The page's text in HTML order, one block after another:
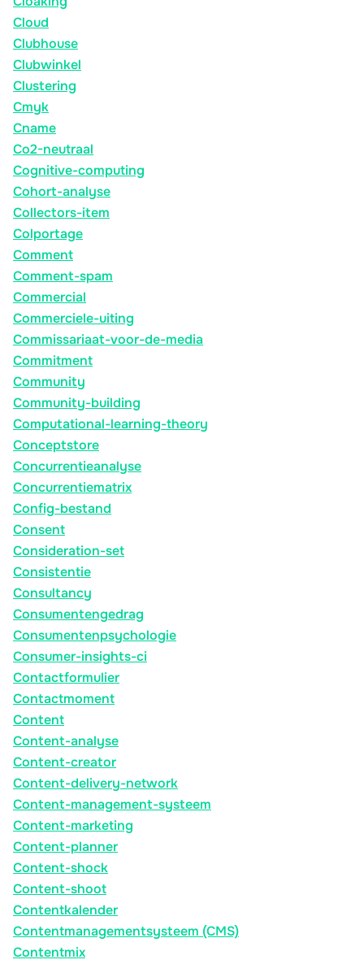
Cloud
Clubhouse
Clubwinkel
Clustering
Cmyk
Cname
Co2-neutraal
Cognitive-computing
Cohort-analyse
Collectors-item
Colportage
Comment
Comment-spam
Commercial
Commerciele-uiting
Commissariaat-voor-de-media
Commitment
Community
Community-building
Computational-learning-theory
Conceptstore
Concurrentieanalyse
Concurrentiematrix
Config-bestand
Consent
Consideration-set
Consistentie
Consultancy
Consumentengedrag
Consumentenpsychologie
Consumer-insights-ci
Contactformulier
Contactmoment
Content
Content-analyse
Content-creator
Content-delivery-network
Content-management-systeem
Content-marketing
Content-planner
Content-shock
Content-shoot
Contentkalender
Contentmanagementsysteem (CMS)
Contentmix